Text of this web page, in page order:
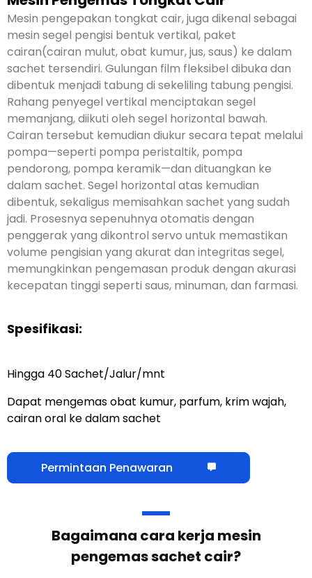
Mesin Pengemas Tongkat Cair
Mesin pengepakan tongkat cair, juga dikenal sebagai
mesin segel pengisi bentuk vertikal, paket
cairan(cairan mulut, obat kumur, jus, saus) ke dalam
sachet tersendiri. Gulungan film fleksibel dibuka dan
dibentuk menjadi tabung di sekeliling tabung pengisi.
Rahang penyegel vertikal menciptakan segel
memanjang, diikuti oleh segel horizontal bawah.
Cairan tersebut kemudian diukur secara tepat melalui
pompa—seperti pompa peristaltik, pompa
pendorong, pompa keramik—dan dituangkan ke
dalam sachet. Segel horizontal atas kemudian
dibentuk, sekaligus memisahkan sachet yang sudah
jadi. Prosesnya sepenuhnya otomatis dengan
penggerak yang dikontrol servo untuk memastikan
volume pengisian yang akurat dan integritas segel,
memungkinkan pengemasan produk dengan akurasi
kecepatan tinggi seperti saus, minuman, dan farmasi.
Spesifikasi:
Hingga 40 Sachet/Jalur/mnt
Dapat mengemas obat kumur, parfum, krim wajah,
Bagaimana cara kerja mesin
pengemas sachet cair?